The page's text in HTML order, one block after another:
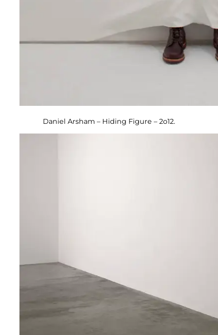
Daniel Arsham – Hiding Figure – 2o12.